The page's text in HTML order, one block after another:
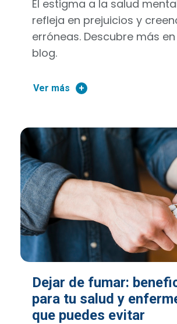
El estigma a la salud
refleja en prejuicios y
erróneas. Descubre más
blog.
Ver más
Dejar de fumar:
para tu salud y
que puedes evitar